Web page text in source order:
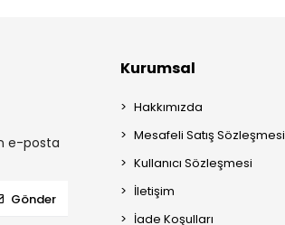
e-posta
Gönder
Kurumsal
Hakkımızda
Mesafeli Satış Sözleşmesi
Kullanıcı Sözleşmesi
İletişim
İade Koşulları